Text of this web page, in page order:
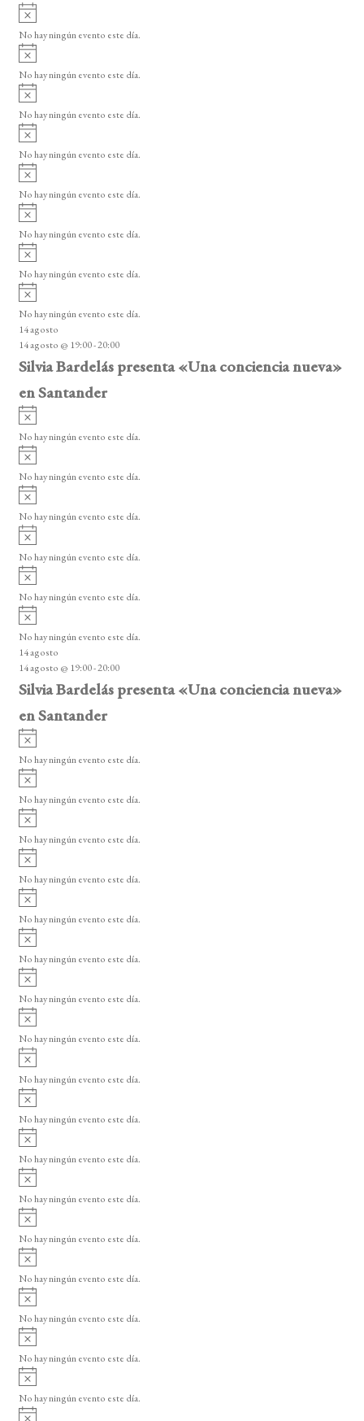
e
E
v
e
n
t
o
s
o
A
v
i
o
No hay ningún evento este día.
A
v
i
o
No hay ningún evento este día.
A
v
i
o
No hay ningún evento este día.
A
v
i
o
No hay ningún evento este día.
A
v
i
o
No hay ningún evento este día.
A
v
i
o
No hay ningún evento este día.
A
v
i
o
No hay ningún evento este día.
A
v
i
s
o
No hay ningún evento este día.
14 agosto
14 agosto @ 19:00-20:00
Silvia Bardelás presenta «Una conciencia nueva»
en Santander
A
v
i
o
No hay ningún evento este día.
A
v
i
o
No hay ningún evento este día.
A
v
i
o
No hay ningún evento este día.
A
v
i
o
No hay ningún evento este día.
A
v
i
o
No hay ningún evento este día.
A
v
i
s
o
No hay ningún evento este día.
14 agosto
14 agosto @ 19:00-20:00
Silvia Bardelás presenta «Una conciencia nueva»
en Santander
A
v
i
o
No hay ningún evento este día.
A
v
i
o
No hay ningún evento este día.
A
v
i
o
No hay ningún evento este día.
A
v
i
o
No hay ningún evento este día.
A
v
i
o
No hay ningún evento este día.
A
v
i
o
No hay ningún evento este día.
A
v
i
o
No hay ningún evento este día.
A
v
i
o
No hay ningún evento este día.
A
v
i
o
No hay ningún evento este día.
A
v
i
o
No hay ningún evento este día.
A
v
i
o
No hay ningún evento este día.
A
v
i
o
No hay ningún evento este día.
A
v
i
o
No hay ningún evento este día.
A
v
i
o
No hay ningún evento este día.
A
v
i
o
No hay ningún evento este día.
A
v
i
o
No hay ningún evento este día.
A
v
i
No hay ningún evento este día.
A